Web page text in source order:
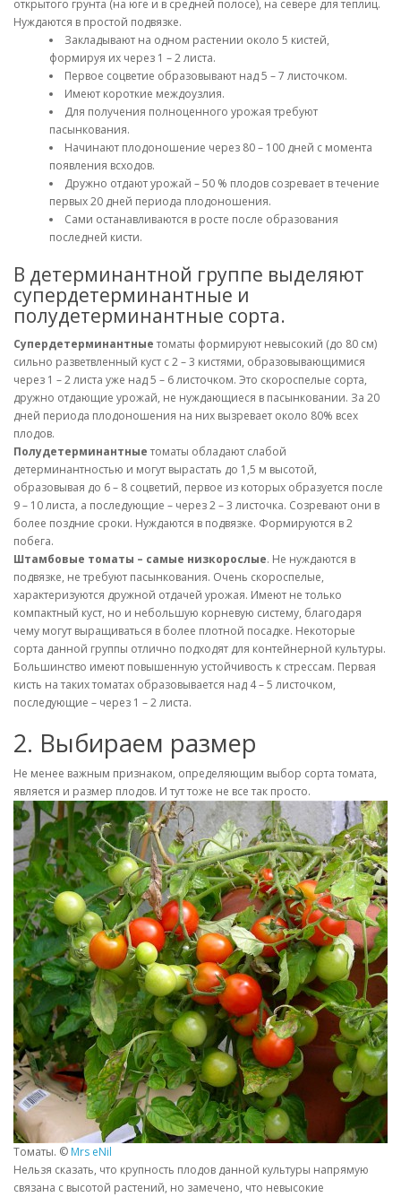
открытого грунта (на юге и в средней полосе), на севере для теплиц.
Нуждаются в простой подвязке.
Закладывают на одном растении около 5 кистей,
формируя их через 1 – 2 листа.
Первое соцветие образовывают над 5 – 7 листочком.
Имеют короткие междоузлия.
Для получения полноценного урожая требуют
пасынкования.
Начинают плодоношение через 80 – 100 дней с момента
появления всходов.
Дружно отдают урожай – 50 % плодов созревает в течение
первых 20 дней периода плодоношения.
Сами останавливаются в росте после образования
последней кисти.
В детерминантной группе выделяют
супердетерминантные и
полудетерминантные сорта.
Супердетерминантныетоматы формируют невысокий (до 80 см)
сильно разветвленный куст с 2 – 3 кистями, образовывающимися
через 1 – 2 листа уже над 5 – 6 листочком. Это скороспелые сорта,
дружно отдающие урожай, не нуждающиеся в пасынковании. За 20
дней периода плодоношения на них вызревает около 80% всех
плодов.
Полудетерминантныетоматы обладают слабой
детерминантностью и могут вырастать до 1,5 м высотой,
образовывая до 6 – 8 соцветий, первое из которых образуется после
9 – 10 листа, а последующие – через 2 – 3 листочка. Созревают они в
более поздние сроки. Нуждаются в подвязке. Формируются в 2
побега.
Штамбовые томаты – самые низкорослые. Не нуждаются в
подвязке, не требуют пасынкования. Очень скороспелые,
характеризуются дружной отдачей урожая. Имеют не только
компактный куст, но и небольшую корневую систему, благодаря
чему могут выращиваться в более плотной посадке. Некоторые
сорта данной группы отлично подходят для контейнерной культуры.
Большинство имеют повышенную устойчивость к стрессам. Первая
кисть на таких томатах образовывается над 4 – 5 листочком,
последующие – через 1 – 2 листа.
2. Выбираем размер
Не менее важным признаком, определяющим выбор сорта томата,
является и размер плодов. И тут тоже не все так просто.
Томаты. © Mrs eNil
Нельзя сказать, что крупность плодов данной культуры напрямую
связана с высотой растений, но замечено, что невысокие